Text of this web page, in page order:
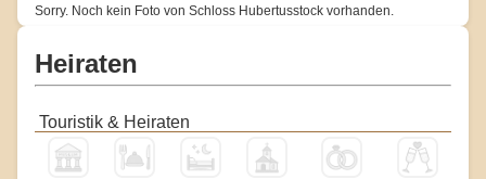
Sorry. Noch kein Foto von Schloss Hubertusstock vorhanden.
Heiraten
Touristik & Heiraten